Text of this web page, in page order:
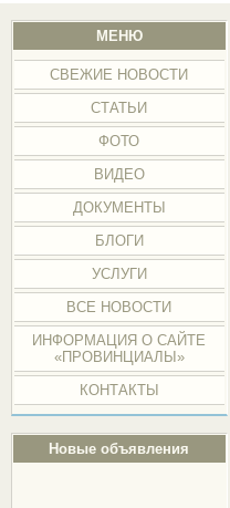
МЕНЮ
СВЕЖИЕ НОВОСТИ
СТАТЬИ
ФОТО
ВИДЕО
ДОКУМЕНТЫ
БЛОГИ
УСЛУГИ
ВСЕ НОВОСТИ
ИНФОРМАЦИЯ О САЙТЕ
«ПРОВИНЦИАЛЫ»
КОНТАКТЫ
Новые объявления